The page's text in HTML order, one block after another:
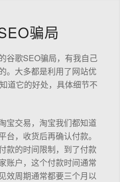
骗局
谷歌SEO骗局，有我自己
。大多都是利用了网站优
道它的好处，具体细节不
宝交易，淘宝我们都知道
台，收货后再确认付款。
款的时间限制，到了付款
账户，这个付款时间通常
效周期通常都要三个月以